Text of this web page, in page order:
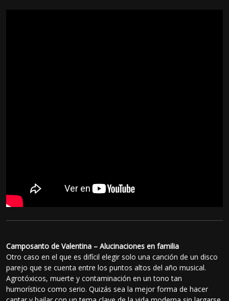
Camposanto de Valentina – Alucinaciones en familia
Otro caso en el que es difícil elegir solo una canción de un disco
parejo que se cuenta entre los puntos altos del año musical.
Agrotóxicos, muerte y contaminación en un tono tan
humorístico como serio. Quizás sea la mejor forma de hacer